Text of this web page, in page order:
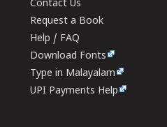
Contact Us
Request a Book
Help / FAQ
Download Fonts
Type in Malayalam
UPI Payments Help